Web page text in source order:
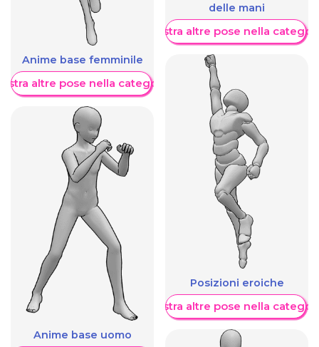
Anime base femminile
altre pose nella categoria
Anime base uomo
delle mani
Mostra altre pose nella
Posizioni eroiche
Mostra altre pose nella